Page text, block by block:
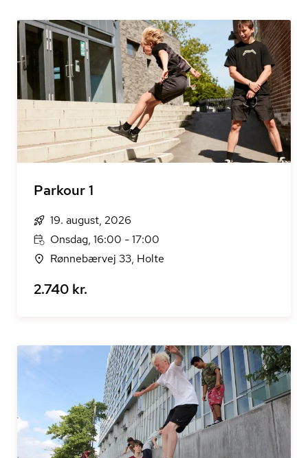
Parkour 1
19. august, 2026
Onsdag, 16:00 - 17:00
Rønnebærvej 33, Holte
2.740 kr.